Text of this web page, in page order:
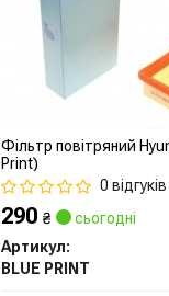
Фільтр повітряний
Print)
0 відгуків
290₴
сьогодні
Артикул:
BLUE PRINT